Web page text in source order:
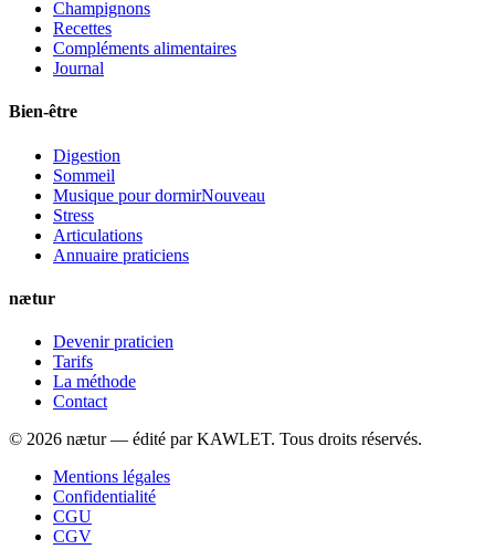
Champignons
Recettes
Compléments alimentaires
Journal
Bien-être
Digestion
Sommeil
Musique pour dormirNouveau
Stress
Articulations
Annuaire praticiens
nætur
Devenir praticien
Tarifs
La méthode
Contact
© 2026 nætur — édité par KAWLET. Tous droits réservés.
Mentions légales
Confidentialité
CGU
CGV